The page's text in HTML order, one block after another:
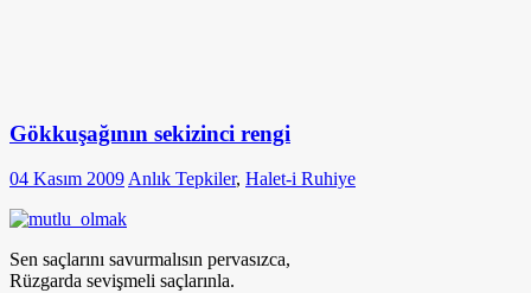
Gökkuşağının sekizinci rengi
04 Kasım 2009 Anlık Tepkiler, Halet-i Ruhiye
Sen saçlarını savurmalısın pervasızca,
Rüzgarda sevişmeli saçlarınla.